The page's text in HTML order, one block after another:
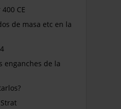
CE
de masa etc en la
enganches de la